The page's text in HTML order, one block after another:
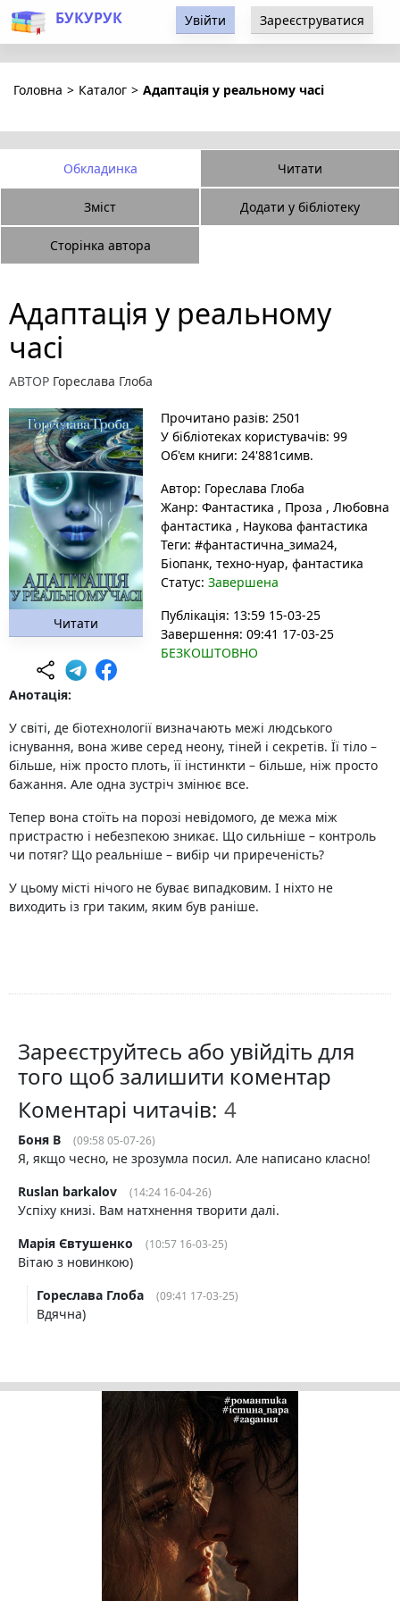
БУКУРУК Увійти Зареєструватися
Головна > Каталог > Адаптація у реальному часі
Обкладинка Читати
Зміст Додати у бібліотеку
Сторінка автора
Адаптація у реальному
часі
АВТОР Гореслава Глоба
Читати
Прочитано разів: 2501
У бібліотеках користувачів: 99
Об'єм книги: 24'881симв.
Автор: Гореслава Глоба
Жанр: Фантастика , Проза , Любовна
фантастика , Наукова фантастика
Теги: #фантастична_зима24,
Біопанк, техно-нуар, фантастика
Статус: Завершена
Публікація: 13:59 15-03-25
Завершення: 09:41 17-03-25
БЕЗКОШТОВНО
Анотація:
У світі, де біотехнології визначають межі людського
існування, вона живе серед неону, тіней і секретів. Її тіло –
більше, ніж просто плоть, її інстинкти – більше, ніж просто
бажання. Але одна зустріч змінює все.
Тепер вона стоїть на порозі невідомого, де межа між
пристрастю і небезпекою зникає. Що сильніше – контроль
чи потяг? Що реальніше – вибір чи приреченість?
У цьому місті нічого не буває випадковим. І ніхто не
виходить із гри таким, яким був раніше.
Зареєструйтесь або увійдіть для
того щоб залишити коментар
Коментарі читачів:
Боня В (09:58 05-07-26)
Я, якщо чесно, не зрозумла посил. Але написано класно!
Ruslan barkalov
(14:24 16-04-26)
Успіху книзі. Вам натхнення творити далі.
Марія Євтушенко
(10:57 16-03-25)
Вітаю з новинкою)
Гореслава Глоба
(09:41 17-03-25)
Вдячна)